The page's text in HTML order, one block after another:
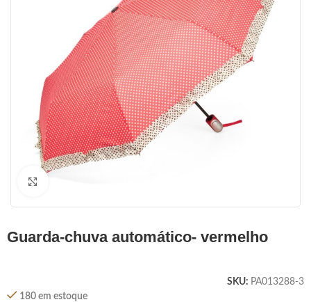
guarda-chuva automático- vermelho
SKU: PA013288-3
180 em estoque